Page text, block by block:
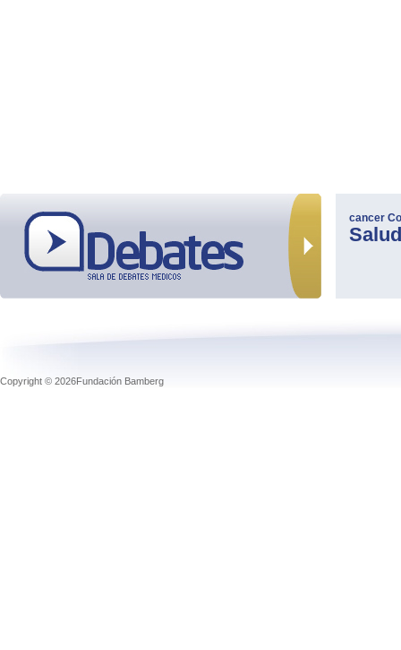
cancer
Salud
Copyright © 2026Fundación Bamberg